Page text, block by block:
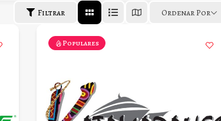
Filtrar Ordenar Por
Populares